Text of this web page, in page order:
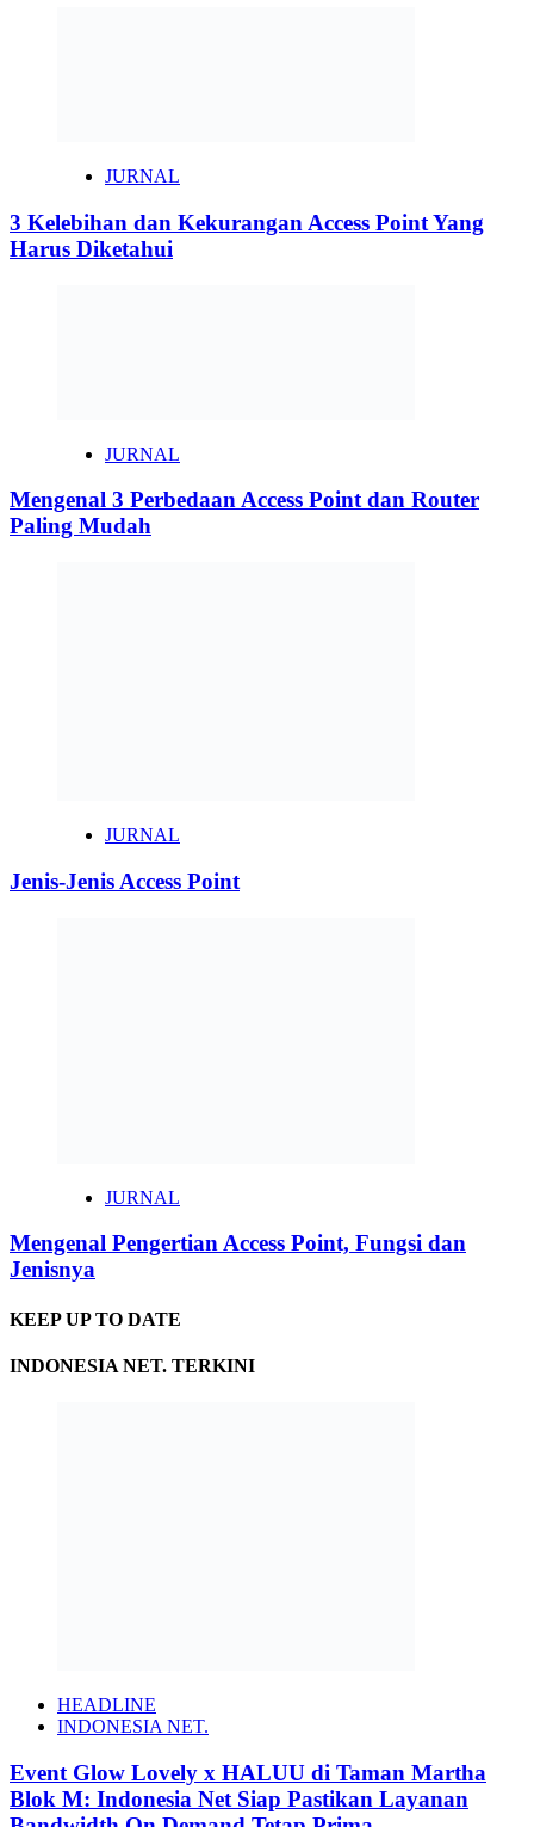
JURNAL
3 Kelebihan dan Kekurangan Access Point Yang
Harus Diketahui
JURNAL
Mengenal 3 Perbedaan Access Point dan Router
Paling Mudah
JURNAL
Jenis-Jenis Access Point
JURNAL
Mengenal Pengertian Access Point, Fungsi dan
Jenisnya
KEEP UP TO DATE
INDONESIA NET. TERKINI
HEADLINE
INDONESIA NET.
Event Glow Lovely x HALUU di Taman Martha
Blok M: Indonesia Net Siap Pastikan Layanan